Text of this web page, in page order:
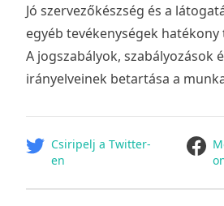
Jó szervezőkészség és a
egyéb tevékenységek hatékony
A jogszabályok, szabályozások
irányelveinek betartása a
Csiripelj a Twitter-
en